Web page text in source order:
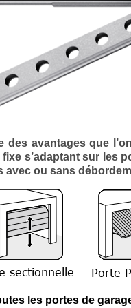
des avantages que
s’adaptant sur les
avec ou sans
les portes de